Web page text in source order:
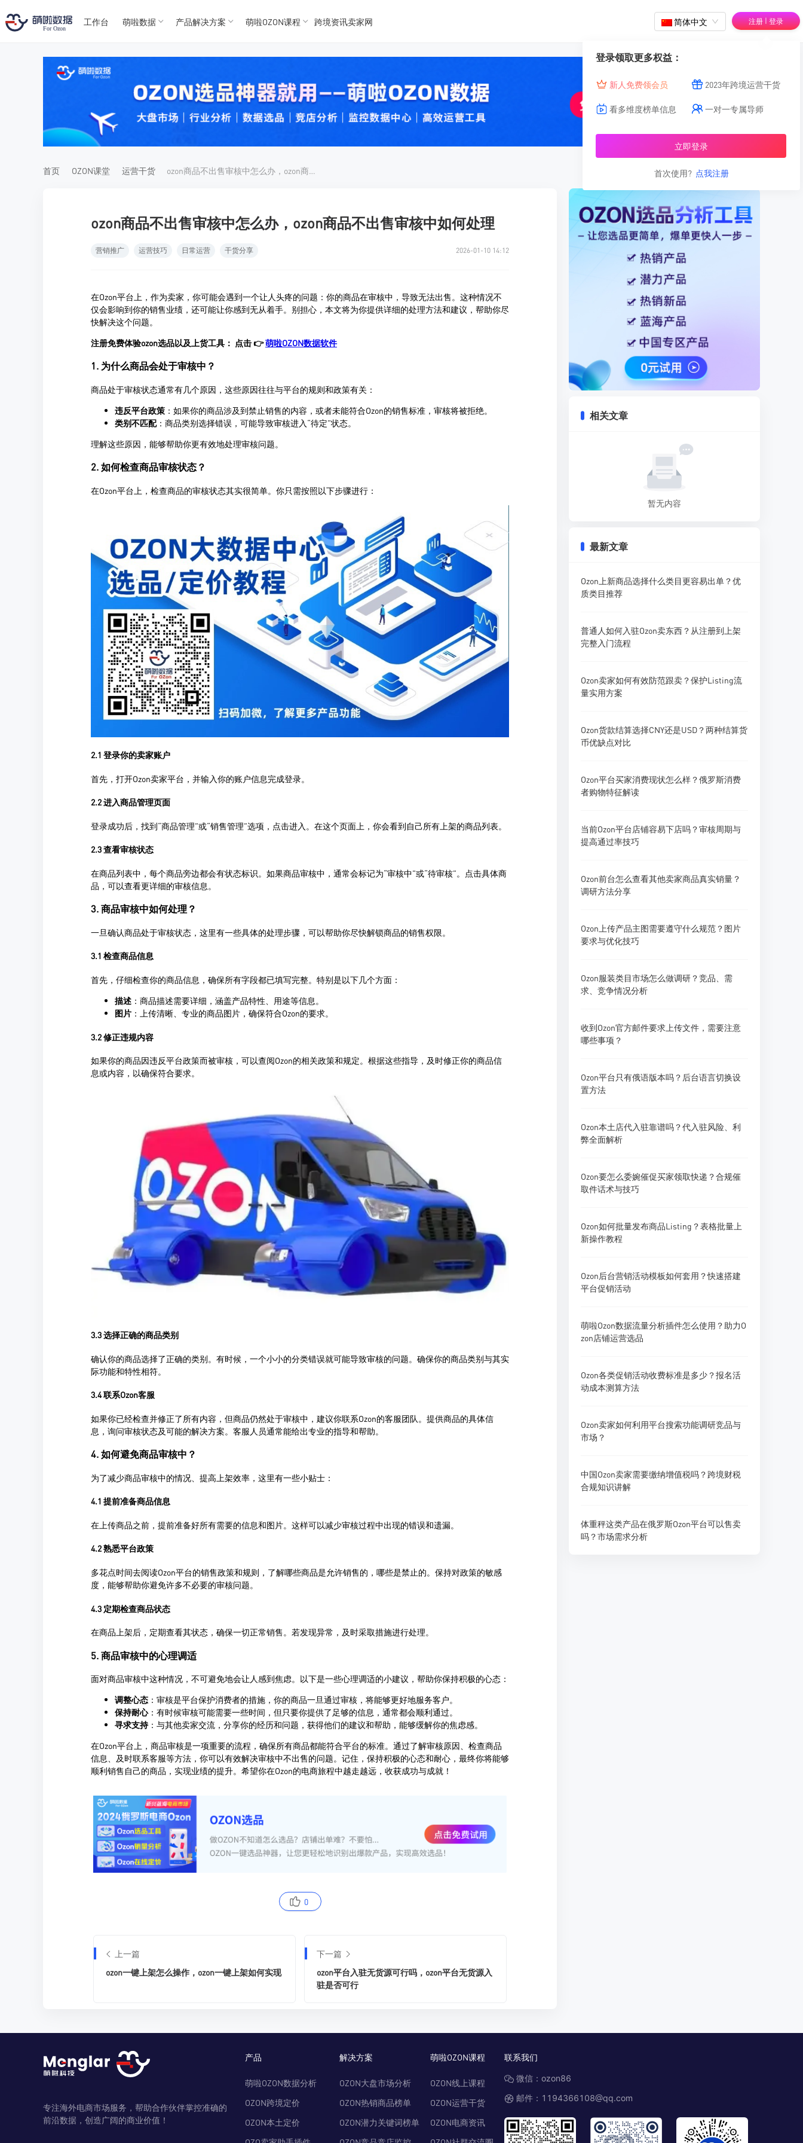
For Ozon
For OZon
TK数据
TK数据
工作台 萌啦数据 产品解决方案 萌啦OZON课程 跨境资讯卖家网 简体中文 注册 | 登录
登录领取更多权益：
新人免费领会员 2023年跨境运营干货
看多维度榜单信息 一对一专属导师
立即登录
首次使用? 点我注册
首页 OZON课堂 运营干货 ozon商品不出售审核中怎么办，ozon商品不出售审核中如何处理
ozon商品不出售审核中怎么办，ozon商品不出售审核中如何处理
营销推广 运营技巧 日常运营 干货分享 2026-01-10 14:12
0
上一篇
ozon一键上架怎么操作，ozon一键上架如何实现
下一篇
ozon平台入驻无货源可行吗，ozon平台无货源入
驻是否可行
相关文章
暂无内容
最新文章
Ozon上新商品选择什么类目更容易出单？优
质类目推荐
普通人如何入驻Ozon卖东西？从注册到上架
完整入门流程
Ozon卖家如何有效防范跟卖？保护Listing流
量实用方案
Ozon货款结算选择CNY还是USD？两种结算货
币优缺点对比
Ozon平台买家消费现状怎么样？俄罗斯消费
者购物特征解读
当前Ozon平台店铺容易下店吗？审核周期与
提高通过率技巧
Ozon前台怎么查看其他卖家商品真实销量？
调研方法分享
Ozon上传产品主图需要遵守什么规范？图片
要求与优化技巧
Ozon服装类目市场怎么做调研？竞品、需
求、竞争情况分析
收到Ozon官方邮件要求上传文件，需要注意
哪些事项？
Ozon平台只有俄语版本吗？后台语言切换设
置方法
Ozon本土店代入驻靠谱吗？代入驻风险、利
弊全面解析
Ozon要怎么委婉催促买家领取快递？合规催
取件话术与技巧
Ozon如何批量发布商品Listing？表格批量上
新操作教程
Ozon后台营销活动模板如何套用？快速搭建
平台促销活动
萌啦Ozon数据流量分析插件怎么使用？助力O
zon店铺运营选品
Ozon各类促销活动收费标准是多少？报名活
动成本测算方法
Ozon卖家如何利用平台搜索功能调研竞品与
市场？
中国Ozon卖家需要缴纳增值税吗？跨境财税
合规知识讲解
体重秤这类产品在俄罗斯Ozon平台可以售卖
吗？市场需求分析
专注海外电商市场服务，帮助合作伙伴掌控准确的
前沿数据，创造广阔的商业价值！
产品
萌啦OZON数据分析
OZON跨境定价
OZON本土定价
解决方案
OZON大盘市场分析
OZON热销商品榜单
OZON潜力关键词榜单
萌啦OZON课程
OZON线上课程
OZON运营干货
OZON电商资讯
联系我们
微信：ozon86
邮件：1194366108@qq.com